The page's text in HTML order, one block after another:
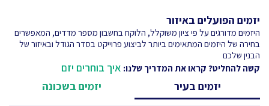
יזמים הפועלים באיזור
היזמים מדורגים על פי ציון משוקלל, הלוקח בחשבון מספר מדדים, המאפשרים
בחירה של היזמים המתאימים ביותר לביצוע פרוייקט בסדר הגודל ובאיזור של
הבנין שלכם
קשה להחליט? קראו את המדריך שלנו: איך בוחרים יזם
יזמים בעיר
יזמים בשכונה